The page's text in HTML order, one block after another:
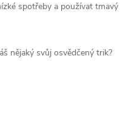
spotřeby a používat tmavý
nějaký svůj osvědčený trik?